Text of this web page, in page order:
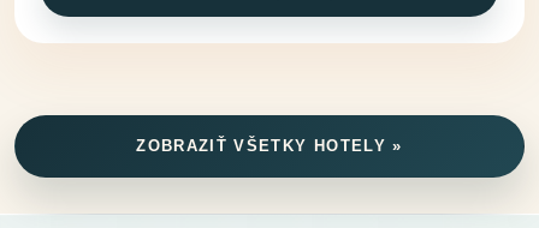
ZOBRAZIŤ VŠETKY HOTELY »